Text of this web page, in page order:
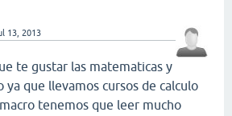
13, 2013
te gustar las matematicas y
que llevamos cursos de calculo
tenemos que leer mucho